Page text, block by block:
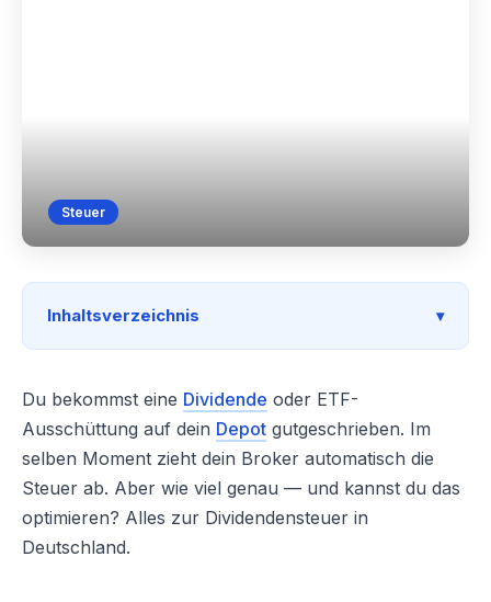
Steuer
Inhaltsverzeichnis
Du bekommst eine Dividende oder ETF-
Ausschüttung auf dein Depot gutgeschrieben. Im
selben Moment zieht dein Broker automatisch die
Steuer ab. Aber wie viel genau — und kannst du das
optimieren? Alles zur Dividendensteuer in
Deutschland.